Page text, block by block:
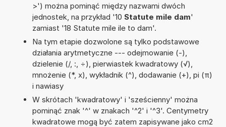
>') można pominąć między nazwami dwóch
jednostek, na przykład '10 Statute mile dam'
zamiast '18 Statute mile ile to dam'.
Na tym etapie dozwolone są tylko podstawowe
działania arytmetyczne --- odejmowanie (-),
dzielenie (/, :, ÷), pierwiastek kwadratowy (√),
mnożenie (*, x), wykładnik (^), dodawanie (+), pi (π)
i nawiasy
W skrótach 'kwadratowy' i 'sześcienny' można
pominąć znak '^' w znakach '^2' i '^3'. Centymetry
kwadratowe mogą być zatem zapisywane jako cm2